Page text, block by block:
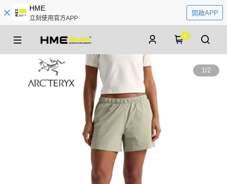
HME
立刻使用官方APP
開啟APP
0
1/2